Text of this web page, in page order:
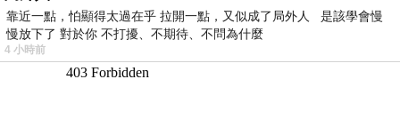
靠近一點，怕顯得太過在乎 拉開一點，又似成了局外人 是該學會慢
慢放下了 對於你 不打擾、不期待、不問為什麼
4 小時前